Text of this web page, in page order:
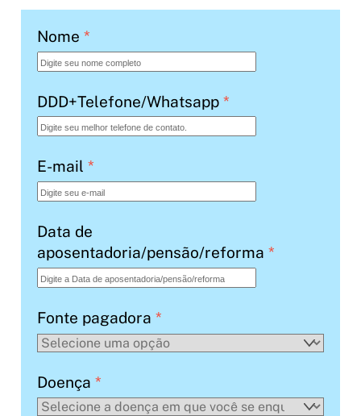
Nome*
DDD+Telefone/Whatsapp*
E-mail*
Data de
aposentadoria/pensão/reforma*
Fonte pagadora*
Doença*